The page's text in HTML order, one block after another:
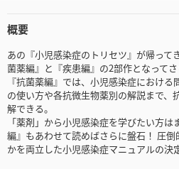
概要
あの『小児感染症のトリセツ』が帰って
菌薬編』と『疾患編』の2部作となってさ
『抗菌薬編』では、小児感染症におけ
の使い方や各抗微生物薬別の解説まで、
解できる。
「薬剤」から小児感染症を学びたい方
編』もあわせて読めばさらに盤石！ 圧
かを両立した小児感染症マニュアルの決